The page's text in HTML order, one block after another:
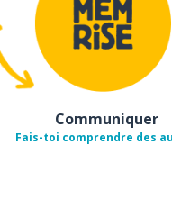
Communiquer
Fais-toi comprendre des